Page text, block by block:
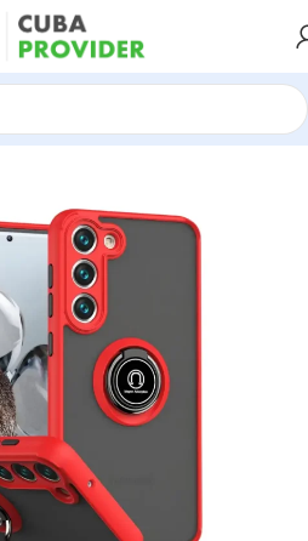
/Forros de Celulares